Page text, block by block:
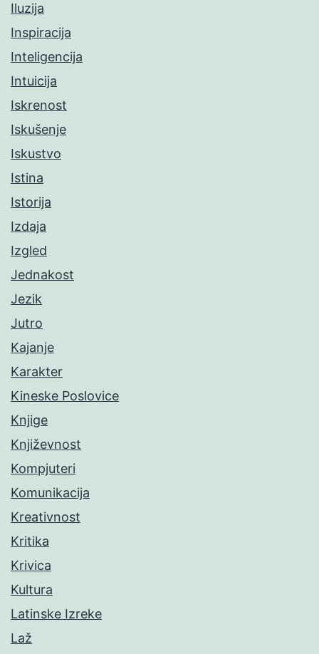
Iluzija
Inspiracija
Inteligencija
Intuicija
Iskrenost
Iskušenje
Iskustvo
Istina
Istorija
Izdaja
Izgled
Jednakost
Jezik
Jutro
Kajanje
Karakter
Kineske Poslovice
Knjige
Književnost
Kompjuteri
Komunikacija
Kreativnost
Kritika
Krivica
Kultura
Latinske Izreke
Laž